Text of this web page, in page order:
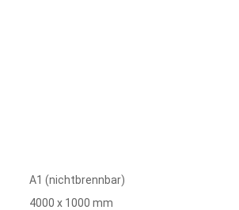
A1 (nichtbrennbar)
4000 x 1000 mm